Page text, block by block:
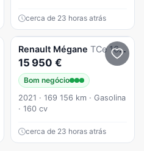
cerca de 23 horas atrás
Renault Mégane TCe 160 GPF EDC R.S. LINE
15 950 €
Bom negócio
2021 · 169 156 km · Gasolina
· 160 cv
cerca de 23 horas atrás